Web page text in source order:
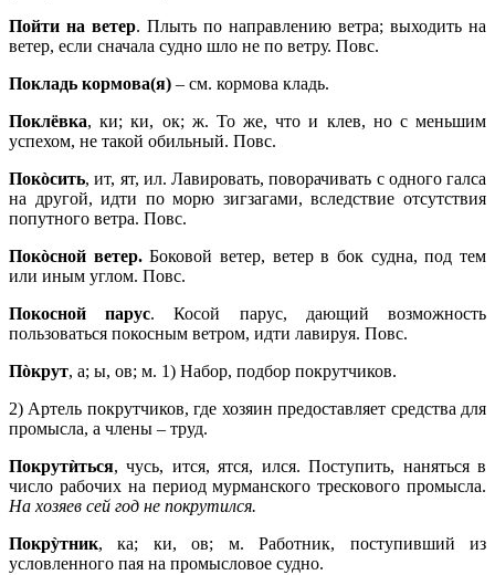
Пойти на ветер. Плыть по направлению ветра; выходить на
ветер, если сначала судно шло не по ветру. Повс.
Покладь кормова(я) – см. кормова кладь.
Поклёвка, ки; ки, ок; ж. То же, что и клев, но с меньшим
успехом, не такой обильный. Повс.
Покòсить, ит, ят, ил. Лавировать, поворачивать с одного галса
на другой, идти по морю зигзагами, вследствие отсутствия
попутного ветра. Повс.
Покòсной ветер.Боковой ветер, ветер в бок судна, под тем
или иным углом. Повс.
Покосной парус. Косой парус, дающий возможность
пользоваться покосным ветром, идти лавируя. Повс.
Пòкрут, а; ы, ов; м. 1) Набор, подбор покрутчиков.
2) Артель покрутчиков, где хозяин предоставляет средства для
промысла, а члены – труд.
Покрутѝться, чусь, ится, ятся, ился. Поступить, наняться в
число рабочих на период мурманского трескового промысла.
На хозяев сей год не покрутился.
Покрỳтник, ка; ки, ов; м. Работник, поступивший из
условленного пая на промысловое судно.